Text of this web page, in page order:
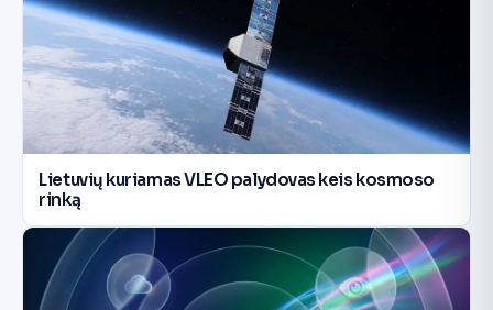
Lietuvių kuriamas VLEO palydovas keis kosmoso
rinką